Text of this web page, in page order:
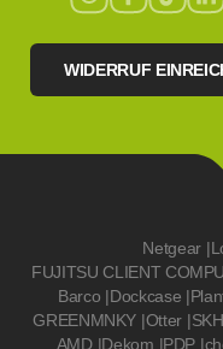
WIDERRUF
Netgear |
FUJITSU CLIENT
Barco |Dockcase |
GREENMNKY |Otter |
AMD |Dekom |PDP |